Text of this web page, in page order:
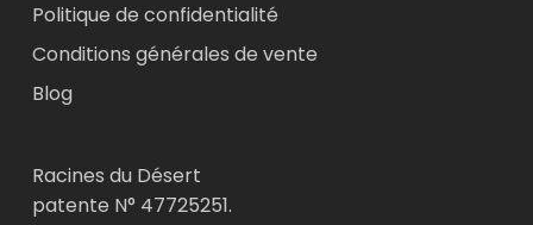
Politique de confidentialité
Conditions générales de vente
Blog
Racines du Désert
patente N° 47725251.